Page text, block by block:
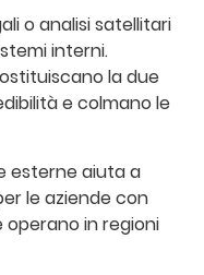
o analisi satellitari
interni.
la due
e colmano le
esterne aiuta a
le aziende con
in regioni